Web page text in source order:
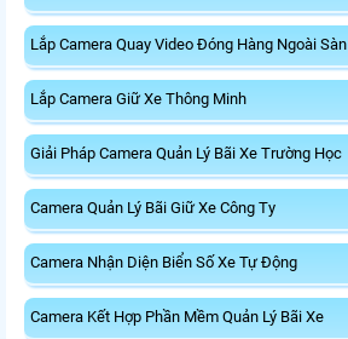
Lắp Camera Quay Video Đóng Hàng Ngoài Sàn
Lắp Camera Giữ Xe Thông Minh
Giải Pháp Camera Quản Lý Bãi Xe Trường Học
Camera Quản Lý Bãi Giữ Xe Công Ty
Camera Nhận Diện Biển Số Xe Tự Động
Camera Kết Hợp Phần Mềm Quản Lý Bãi Xe